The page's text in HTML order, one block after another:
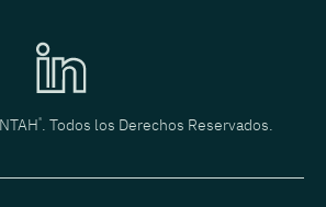
®. Todos los Derechos Reservados.